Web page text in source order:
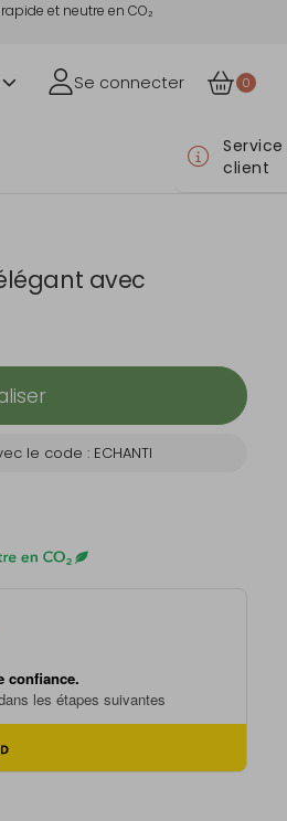
et neutre en CO₂
Se connecter 0
Service
client
avec
le code : ECHANTI